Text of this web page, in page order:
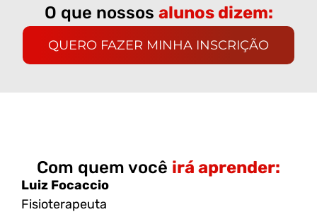
O que nossos alunos dizem:
QUERO FAZER MINHA INSCRIÇÃO
Com quem você irá aprender:
Luiz Focaccio
Fisioterapeuta